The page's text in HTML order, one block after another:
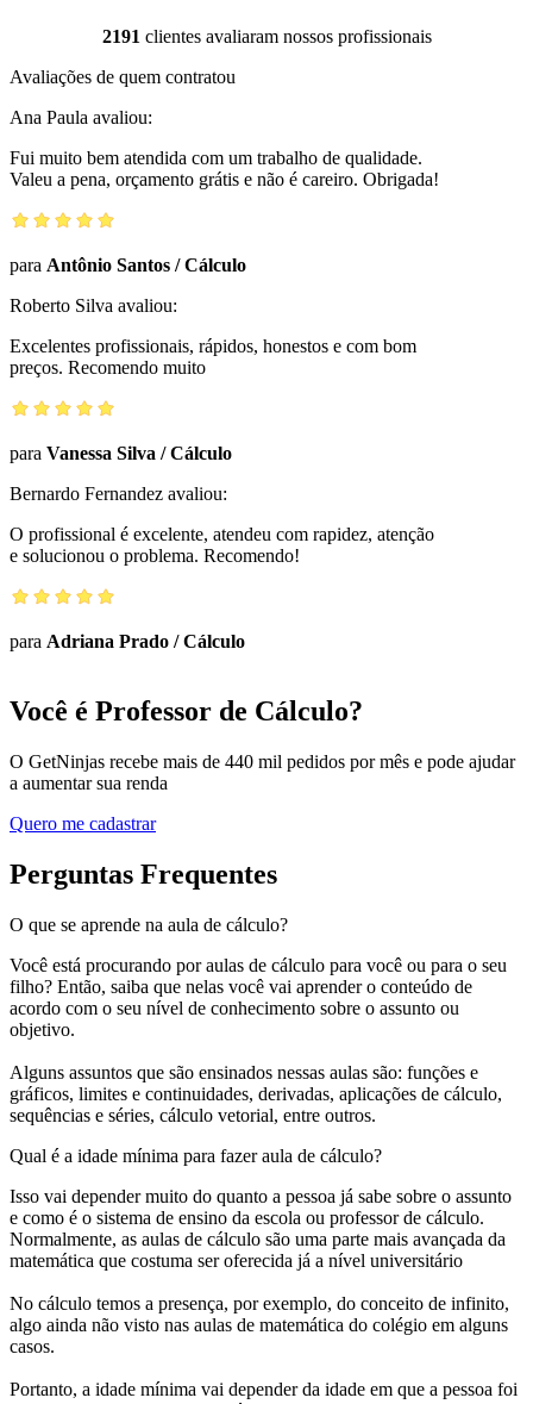
2191 clientes avaliaram nossos profissionais
Avaliações de quem contratou
Ana Paula avaliou:
Fui muito bem atendida com um trabalho de qualidade.
Valeu a pena, orçamento grátis e não é careiro. Obrigada!
para Antônio Santos /Cálculo
Roberto Silva avaliou:
Excelentes profissionais, rápidos, honestos e com bom
preços. Recomendo muito
para Vanessa Silva /Cálculo
Bernardo Fernandez avaliou:
O profissional é excelente, atendeu com rapidez, atenção
e solucionou o problema. Recomendo!
para Adriana Prado /Cálculo
Você é Professor de Cálculo?
O GetNinjas recebe mais de 440 mil pedidos por mês e pode ajudar
a aumentar sua renda
Quero me cadastrar
Perguntas Frequentes
O que se aprende na aula de cálculo?
Você está procurando por aulas de cálculo para você ou para o seu
filho? Então, saiba que nelas você vai aprender o conteúdo de
acordo com o seu nível de conhecimento sobre o assunto ou
objetivo.
Alguns assuntos que são ensinados nessas aulas são: funções e
gráficos, limites e continuidades, derivadas, aplicações de cálculo,
sequências e séries, cálculo vetorial, entre outros.
Qual é a idade mínima para fazer aula de cálculo?
Isso vai depender muito do quanto a pessoa já sabe sobre o assunto
e como é o sistema de ensino da escola ou professor de cálculo.
Normalmente, as aulas de cálculo são uma parte mais avançada da
matemática que costuma ser oferecida já a nível universitário
No cálculo temos a presença, por exemplo, do conceito de infinito,
algo ainda não visto nas aulas de matemática do colégio em alguns
casos.
Portanto, a idade mínima vai depender da idade em que a pessoa foi